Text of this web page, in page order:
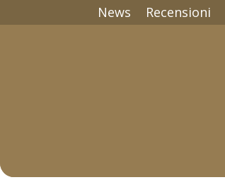
News Recensioni